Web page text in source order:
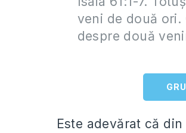
veni de două ori.
despre două
Este adevărat că